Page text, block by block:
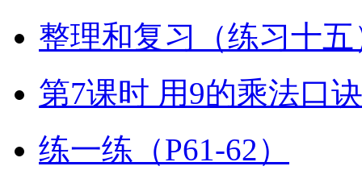
整理和复习（练习十五
第7课时 用9的乘法口
练一练（P61-62）